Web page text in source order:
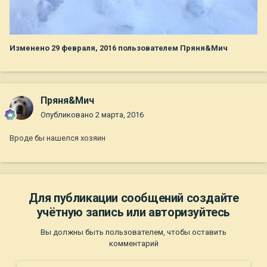
Изменено 29 февраля, 2016 пользователем Пряня&Мич
Пряня&Мич
Опубликовано 2 марта, 2016
Вроде бы нашелся хозяин
Для публикации сообщений создайте
учётную запись или авторизуйтесь
Вы должны быть пользователем, чтобы оставить
комментарий